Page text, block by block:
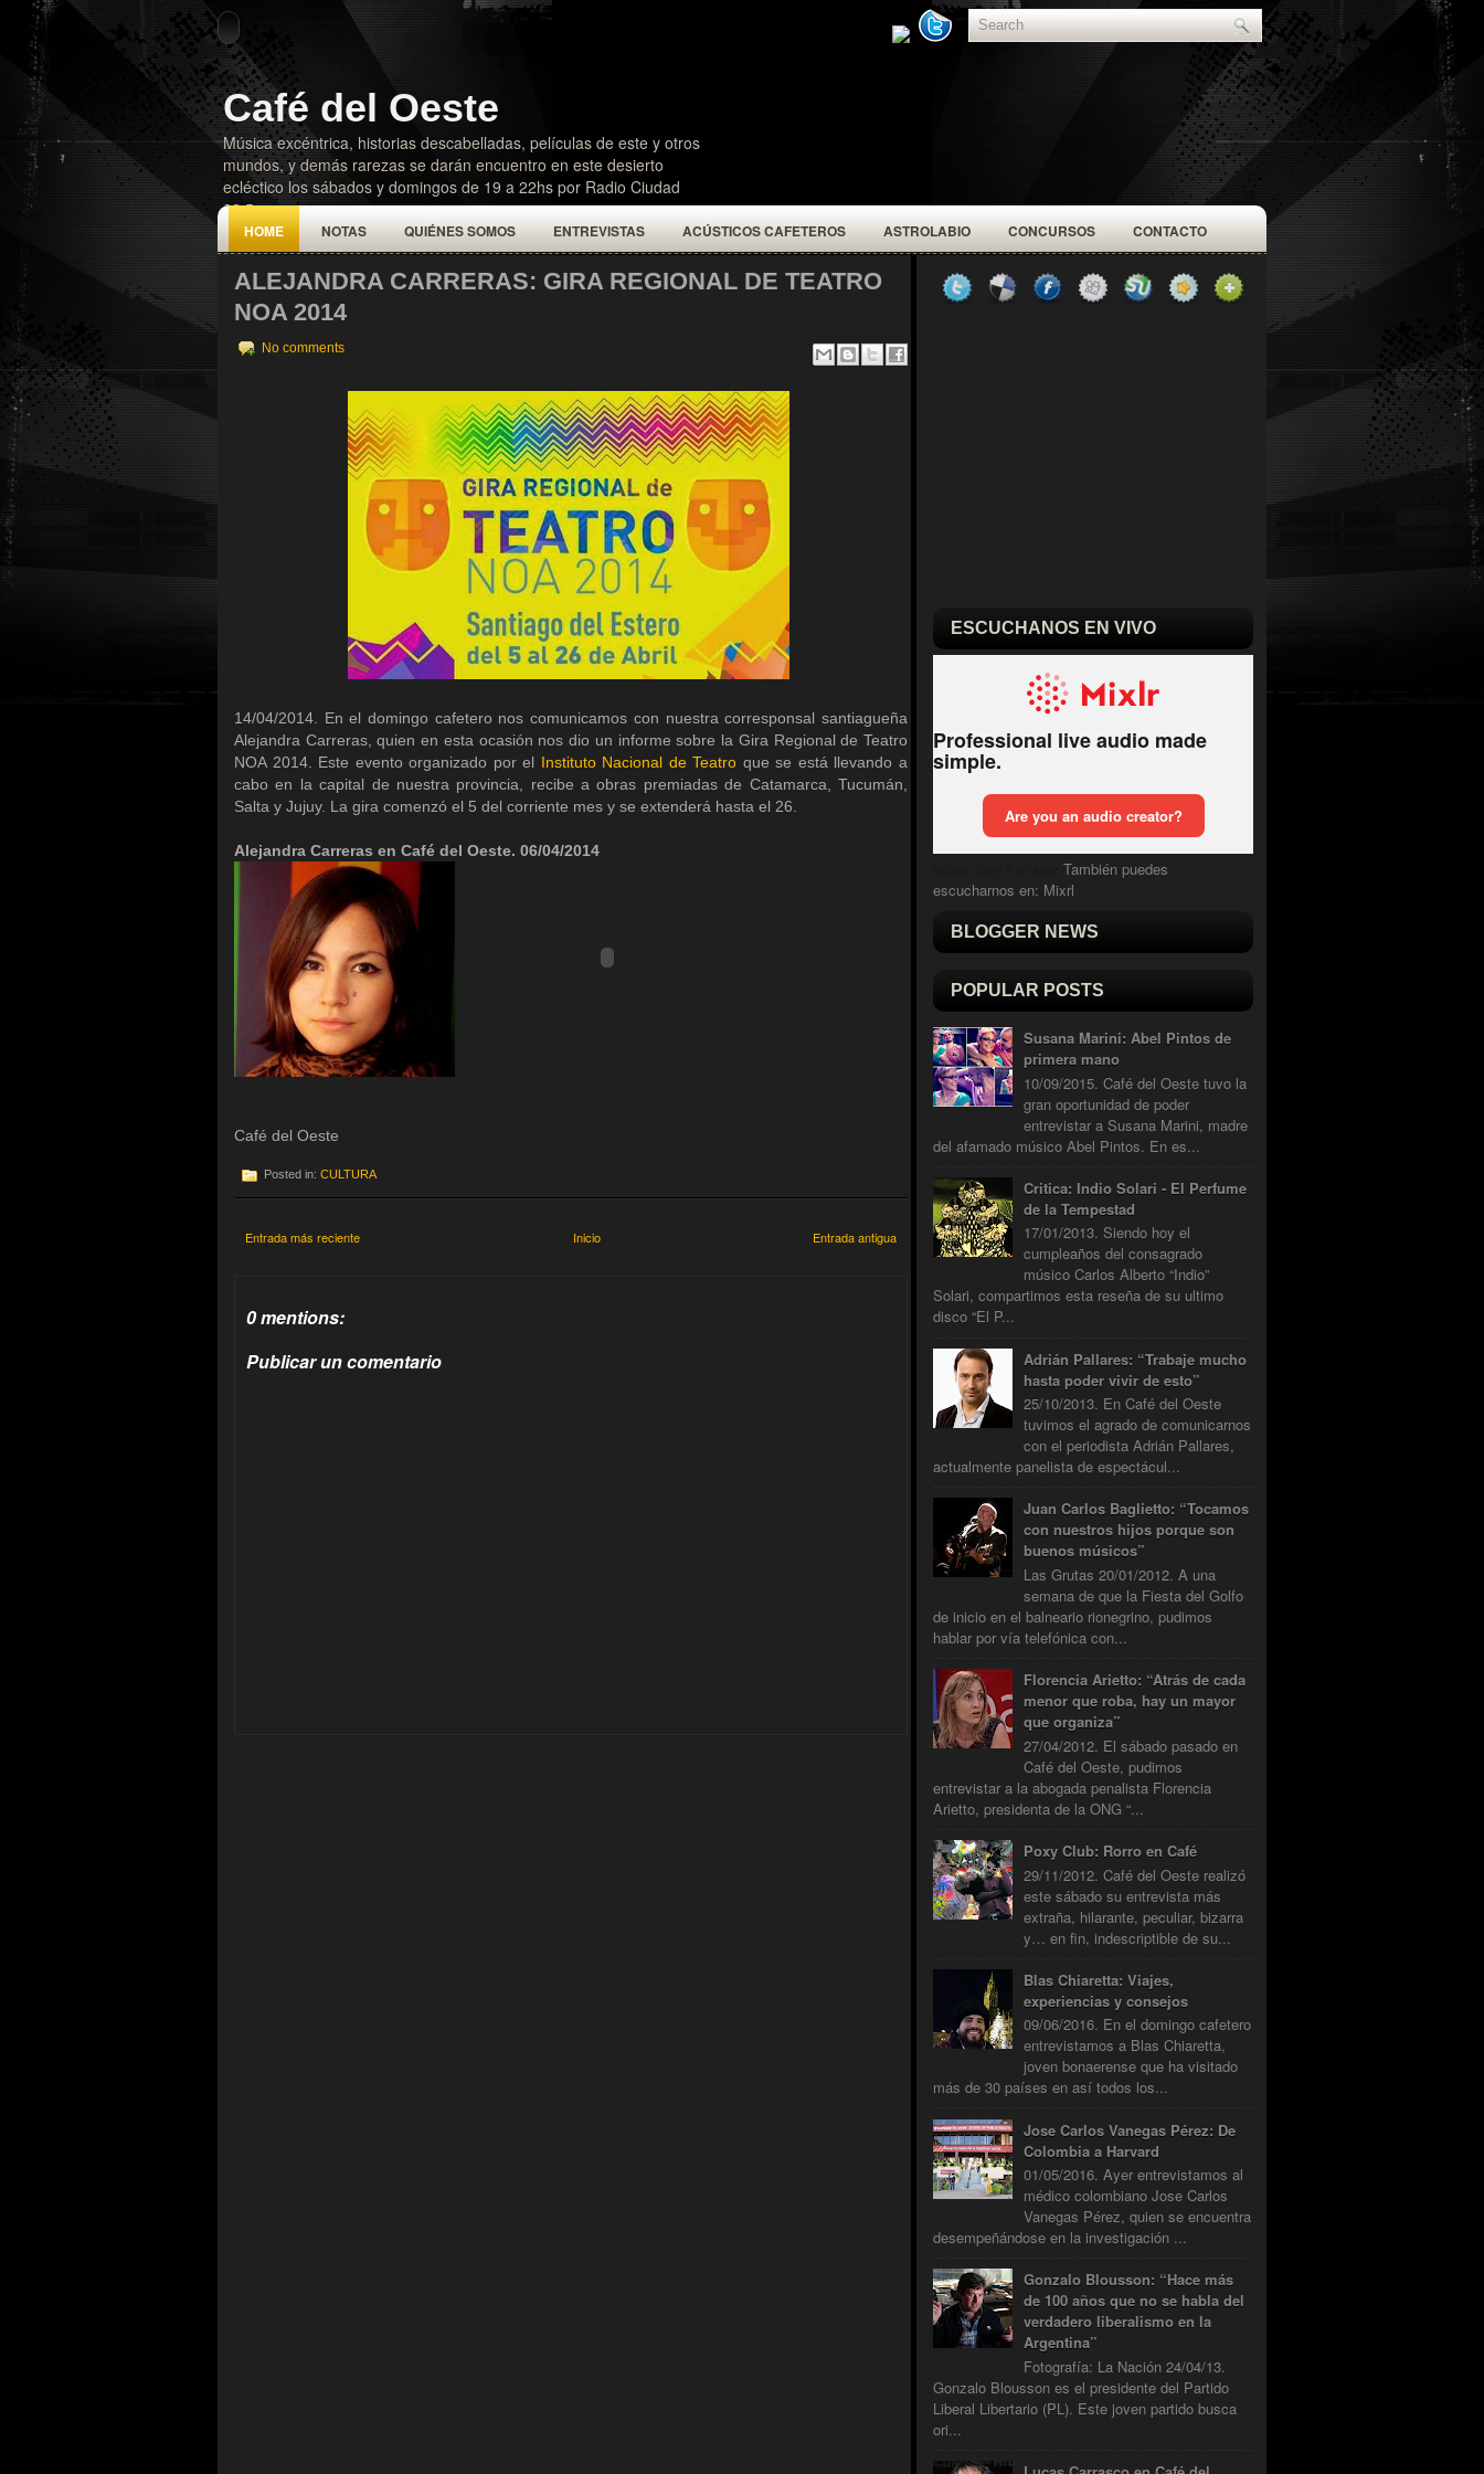
Café del Oeste
Música excéntrica, historias descabelladas, películas de este y otros
mundos, y demás rarezas se darán encuentro en este desierto
ecléctico los sábados y domingos de 19 a 22hs por Radio Ciudad
92.5
HOME NOTAS QUIÉNES SOMOS ENTREVISTAS ACÚSTICOS CAFETEROS ASTROLABIO CONCURSOS CONTACTO
ALEJANDRA CARRERAS: GIRA REGIONAL DE TEATRO
NOA 2014
No comments
14/04/2014. En el domingo cafetero nos comunicamos con nuestra corresponsal santiagueña
Alejandra Carreras, quien en esta ocasión nos dio un informe sobre la Gira Regional de Teatro
NOA 2014. Este evento organizado por el Instituto Nacional de Teatro que se está llevando a
cabo en la capital de nuestra provincia, recibe a obras premiadas de Catamarca, Tucumán,
Salta y Jujuy. La gira comenzó el 5 del corriente mes y se extenderá hasta el 26.
Alejandra Carreras en Café del Oeste. 06/04/2014
Café del Oeste
Posted in: CULTURA
Entrada más reciente Entrada antigua
Inicio
0 mentions:
Publicar un comentario
ESCUCHANOS EN VIVO
También puedes
escucharnos en: Mixrl
BLOGGER NEWS
POPULAR POSTS
Susana Marini: Abel Pintos de
primera mano
10/09/2015. Café del Oeste tuvo la
gran oportunidad de poder
entrevistar a Susana Marini, madre
del afamado músico Abel Pintos. En es...
Critica: Indio Solari - El Perfume
de la Tempestad
17/01/2013. Siendo hoy el
cumpleaños del consagrado
músico Carlos Alberto “Indio”
Solari, compartimos esta reseña de su ultimo
disco “El P...
Adrián Pallares: “Trabaje mucho
hasta poder vivir de esto”
25/10/2013. En Café del Oeste
tuvimos el agrado de comunicarnos
con el periodista Adrián Pallares,
actualmente panelista de espectácul...
Juan Carlos Baglietto: “Tocamos
con nuestros hijos porque son
buenos músicos”
Las Grutas 20/01/2012. A una
semana de que la Fiesta del Golfo
de inicio en el balneario rionegrino, pudimos
hablar por vía telefónica con...
Florencia Arietto: “Atrás de cada
menor que roba, hay un mayor
que organiza”
27/04/2012. El sábado pasado en
Café del Oeste, pudimos
entrevistar a la abogada penalista Florencia
Arietto, presidenta de la ONG “...
Poxy Club: Rorro en Café
29/11/2012. Café del Oeste realizó
este sábado su entrevista más
extraña, hilarante, peculiar, bizarra
y… en fin, indescriptible de su...
Blas Chiaretta: Viajes,
experiencias y consejos
09/06/2016. En el domingo cafetero
entrevistamos a Blas Chiaretta,
joven bonaerense que ha visitado
más de 30 países en así todos los...
Jose Carlos Vanegas Pérez: De
Colombia a Harvard
01/05/2016. Ayer entrevistamos al
médico colombiano Jose Carlos
Vanegas Pérez, quien se encuentra
desempeñándose en la investigación ...
Gonzalo Blousson: “Hace más
de 100 años que no se habla del
verdadero liberalismo en la
Argentina”
Fotografía: La Nación 24/04/13.
Gonzalo Blousson es el presidente del Partido
Liberal Libertario (PL). Este joven partido busca
ori...